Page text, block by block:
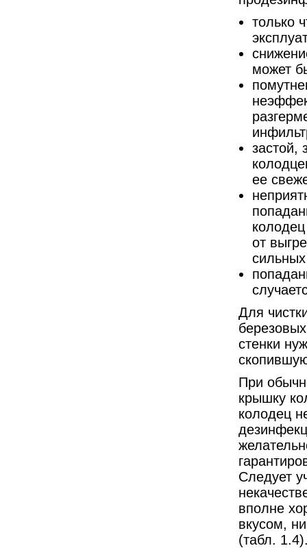
только
может
застой,
ее
от
Для
стенки
При
крышку
колодец
Следует
вполне
вкусом,
(табл.